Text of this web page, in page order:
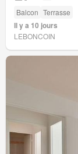
Balcon Terrasse
Il y a 10 jours
LEBONCOIN